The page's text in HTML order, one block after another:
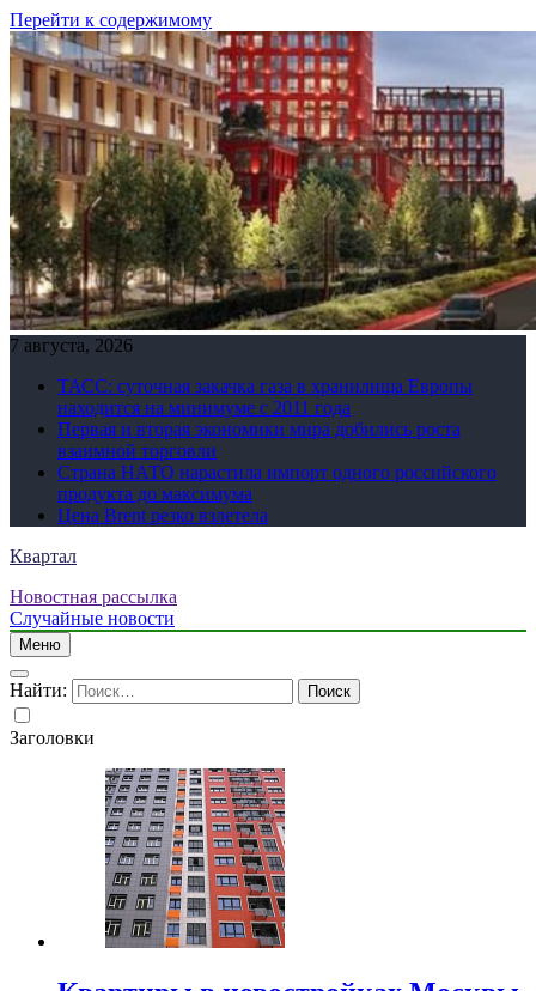
Перейти к содержимому
7 августа, 2026
ТАСС: суточная закачка газа в хранилища Европы
находится на минимуме с 2011 года
Первая и вторая экономики мира добились роста
взаимной торговли
Страна НАТО нарастила импорт одного российского
продукта до максимума
Цена Brent резко взлетела
Квартал
Новостная рассылка
Случайные новости
Меню
Найти:
Заголовки